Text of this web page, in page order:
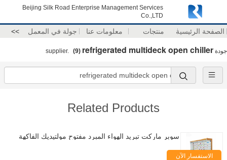
Beijing Silk Road Enterprise Management Services
Co.,LTD
الصفحة الرئيسية منتجات معلومات عنا جولة في المعمل >>
جودة refrigerated multideck open chiller
(9)
Related Products
سوبر ماركت تبريد الهواء المبرد مفتوح مولتيديك الفاكهة
الاستفسار الآن